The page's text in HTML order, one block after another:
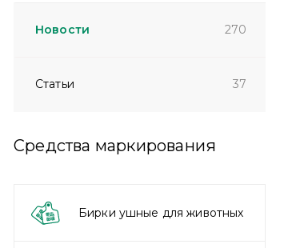
Новости 270
Статьи 37
Средства маркирования
Бирки ушные для животных